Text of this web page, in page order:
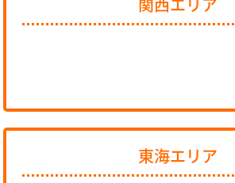
関西エリア
東海エリア